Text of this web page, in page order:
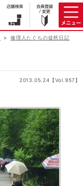
修理人たぐちの徒然日記
2013.05.24【Vol.957】